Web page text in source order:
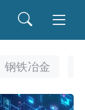
钢铁冶金